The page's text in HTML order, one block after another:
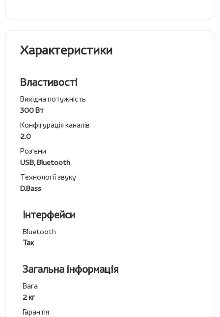
Характеристики
Властивості
Вихідна потужність
300 Вт
Конфігурація каналів
2.0
Роз'єми
USB, Bluetooth
Технології звуку
D.Bass
Інтерфейси
Bluetooth
Так
Загальна інформація
Вага
2 кг
Гарантія